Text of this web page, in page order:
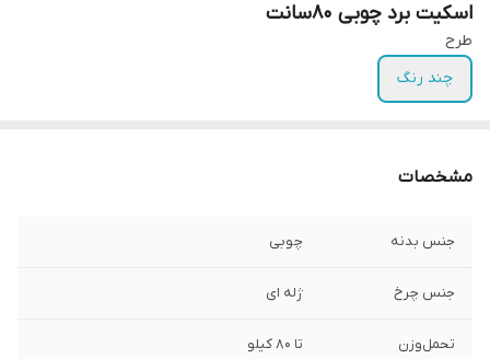
اسکیت برد چوبی ۸۰سانت
طرح
چند رنگ
مشخصات
جنس بدنه چوبی
جنس چرخ ژله ای
تحمل‌وزن تا ۸۰ کیلو